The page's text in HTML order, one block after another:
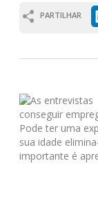
PARTILHAR
conseguir
Pode ter uma
sua idade
importante é